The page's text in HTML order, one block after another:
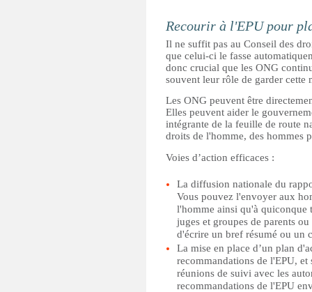
Recourir à l'EPU pour
Il ne suffit pas au Conseil des
que celui-ci le fasse
donc crucial que les ONG
souvent leur rôle de garder cette
Les ONG peuvent être
Elles peuvent aider le
intégrante de la feuille de route
droits de l'homme, des hommes
Voies d’action efficaces :
La diffusion nationale du
Vous pouvez l'envoyer aux
l'homme ainsi qu'à quiconque
juges et groupes de parents
d'écrire un bref résumé ou un
La mise en place d’un plan
recommandations de l'EPU, et
réunions de suivi avec les
recommandations de l'EPU